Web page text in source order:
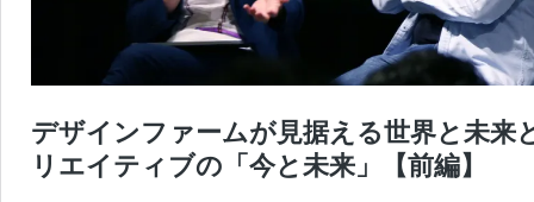
デザインファームが見据える世界と未
リエイティブの「今と未来」【前編】